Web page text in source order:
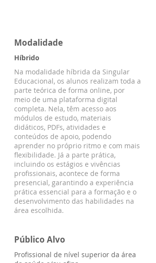
Modalidade
Híbrido
Na modalidade híbrida da Singular
Educacional, os alunos realizam toda a
parte teórica de forma online, por
meio de uma plataforma digital
completa. Nela, têm acesso aos
módulos de estudo, materiais
didáticos, PDFs, atividades e
conteúdos de apoio, podendo
aprender no próprio ritmo e com mais
flexibilidade. Já a parte prática,
incluindo os estágios e vivências
profissionais, acontece de forma
presencial, garantindo a experiência
prática essencial para a formação e o
desenvolvimento das habilidades na
área escolhida.
Público Alvo
Profissional de nível superior da área